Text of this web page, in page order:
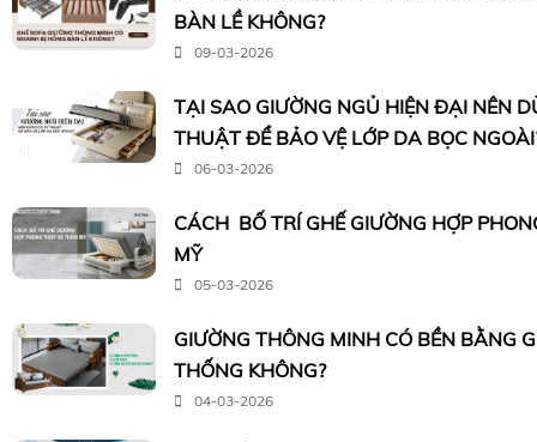
BÀN LỀ KHÔNG?
09-03-2026
TẠI SAO GIƯỜNG NGỦ HIỆN ĐẠI NÊN
THUẬT ĐỂ BẢO VỆ LỚP DA BỌC
06-03-2026
CÁCH BỐ TRÍ GHẾ GIƯỜNG HỢP
MỸ
05-03-2026
GIƯỜNG THÔNG MINH CÓ BỀN BẰNG
THỐNG KHÔNG?
04-03-2026